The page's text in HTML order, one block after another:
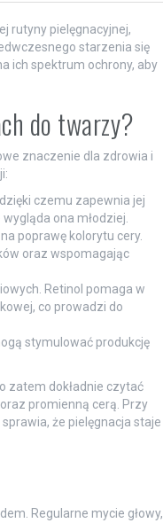
rutyny pielęgnacyjnej,
starzenia się
ich spektrum ochrony, aby
do twarzy?
znaczenie dla zdrowia i
czemu zapewnia jej
ona młodziej.
poprawę kolorytu cery.
oraz wspomagając
Retinol pomaga w
co prowadzi do
stymulować produkcję
zatem dokładnie czytać
promienną cerą. Przy
że pielęgnacja staje
Regularne mycie głowy,